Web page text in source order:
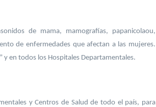
de mama, mamografías, papanicolaou,
de enfermedades que afectan a las mujeres.
y en todos los Hospitales Departamentales.
y Centros de Salud de todo el país, para